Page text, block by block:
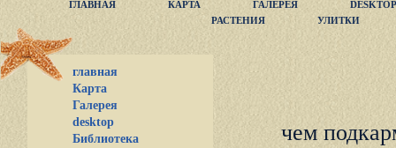
ГЛАВНАЯ КАРТА ГАЛЕРЕЯ
DESKTOP
РАСТЕНИЯ
УЛИТКИ
главная
Карта
Галерея
desktop
Библиотека
чем